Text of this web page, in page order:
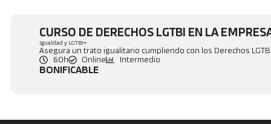
CURSO DE DERECHOS LGTBI EN LA
Igualdad y LGTBI+
Asegura un trato igualitario cumpliendo con los Derechos
60h
Online Intermedio
BONIFICABLE